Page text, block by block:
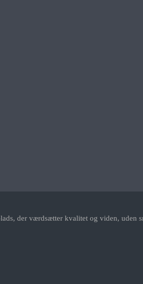
der værdsætter kvalitet og viden, uden